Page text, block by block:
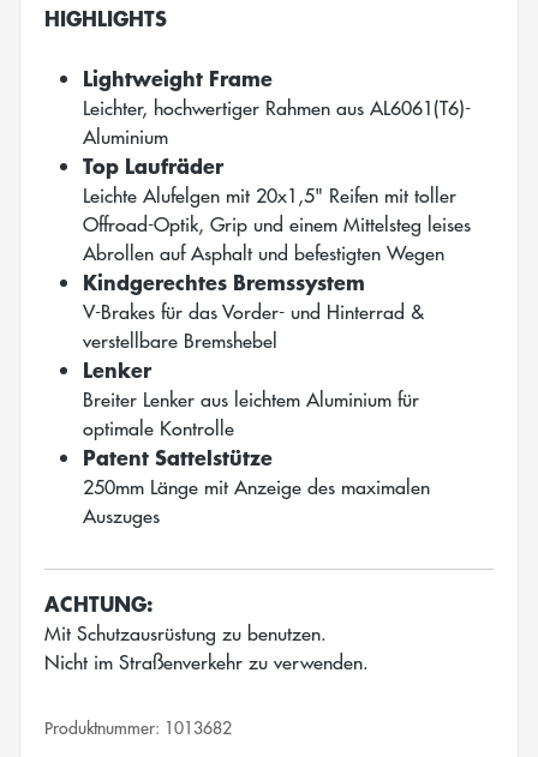
HIGHLIGHTS
Lightweight Frame
Leichter, hochwertiger Rahmen aus AL6061(T6)-
Aluminium
Top Laufräder
Leichte Alufelgen mit 20x1,5" Reifen mit toller
Offroad-Optik, Grip und einem Mittelsteg leises
Abrollen auf Asphalt und befestigten Wegen
Kindgerechtes Bremssystem
V-Brakes für das Vorder- und Hinterrad &
verstellbare Bremshebel
Lenker
Breiter Lenker aus leichtem Aluminium für
optimale Kontrolle
Patent Sattelstütze
250mm Länge mit Anzeige des maximalen
Auszuges
ACHTUNG:
Mit Schutzausrüstung zu benutzen.
Nicht im Straßenverkehr zu verwenden.
Produktnummer: 1013682